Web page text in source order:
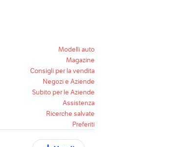
Modelli auto
Magazine
Consigli per la vendita
Negozi e Aziende
Subito per le Aziende
Assistenza
Ricerche salvate
Preferiti